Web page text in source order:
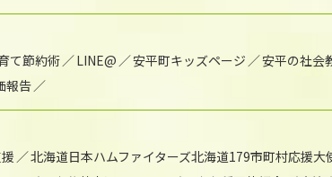
て節約術 LINE@ 安平町キッズページ 安平の社会
報告
北海道日本ハムファイターズ北海道179市町村応援大